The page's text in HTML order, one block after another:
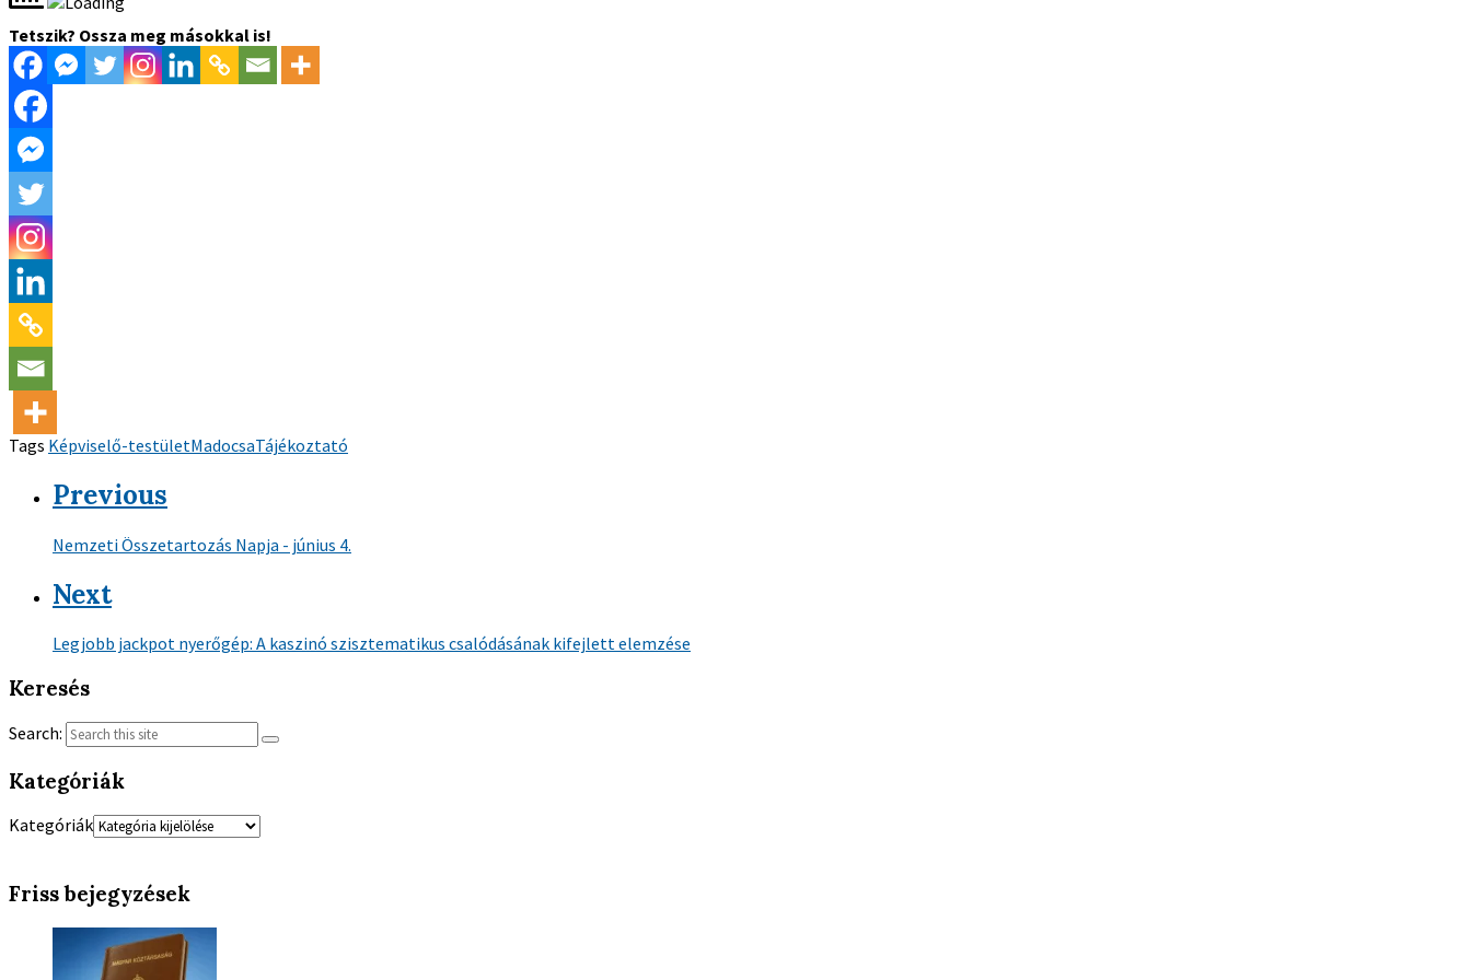
Tetszik? Ossza meg másokkal is!
Tags Képviselő-testületMadocsaTájékoztató
Previous
Nemzeti Összetartozás Napja - június 4.
Next
Legjobb jackpot nyerőgép: A kaszinó szisztematikus csalódásának kifejlett elemzése
Keresés
Search:
Kategóriák
Kategóriák
Friss bejegyzések